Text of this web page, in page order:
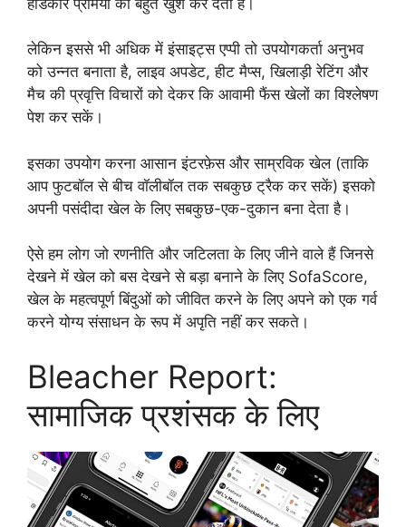
लेकिन इससे भी अधिक में इंसाइट्स एप्पी तो उपयोगकर्ता अनुभव
को उन्नत बनाता है, लाइव अपडेट, हीट मैप्स, खिलाड़ी रेटिंग और
मैच की प्रवृत्ति विचारों को देकर कि आवामी फैंस खेलों का विश्लेषण
पेश कर सकें।
इसका उपयोग करना आसान इंटरफ़ेस और साम्रविक खेल (ताकि
आप फुटबॉल से बीच वॉलीबॉल तक सबकुछ ट्रैक कर सकें) इसको
अपनी पसंदीदा खेल के लिए सबकुछ-एक-दुकान बना देता है।
ऐसे हम लोग जो रणनीति और जटिलता के लिए जीने वाले हैं जिनसे
देखने में खेल को बस देखने से बड़ा बनाने के लिए SofaScore,
खेल के महत्वपूर्ण बिंदुओं को जीवित करने के लिए अपने को एक गर्व
करने योग्य संसाधन के रूप में अपृति नहीं कर सकते।
Bleacher Report:
सामाजिक प्रशंसक के लिए